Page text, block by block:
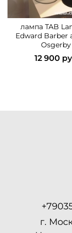
лампа TAB
Edward Barber
Osgerby
12 900
г.